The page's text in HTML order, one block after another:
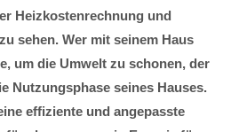
Heizkostenrechnung und
sehen. Wer mit seinem Haus
um die Umwelt zu schonen, der
Nutzungsphase seines Hauses.
effiziente und angepasste